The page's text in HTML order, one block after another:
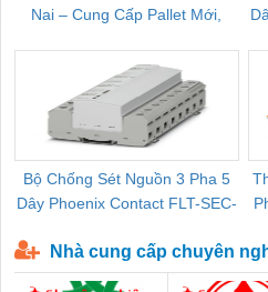
Nai – Cung Cấp Pallet Mới,
Bộ Chống Sét Nguồn 3 Pha 5
Dây Phoenix Contact FLT-SEC-
Nhà cung cấp chuyên